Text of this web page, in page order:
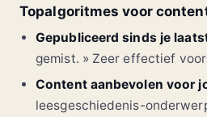
Topalgoritmes voor
Gepubliceerd sinds je
gemist. » Zeer effectief
Content aanbevolen voor
leesgeschiedenis-